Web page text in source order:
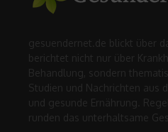
gesuendernet.de blickt über
berichtet nicht nur über
Behandlung, sondern
Studien und Nachrichten aus
und gesunde Ernährung.
runden das unterhaltsame